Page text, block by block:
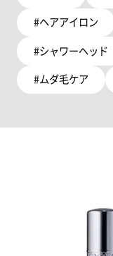
#ヘアアイロン
#シャワーヘッド
#ムダ毛ケア